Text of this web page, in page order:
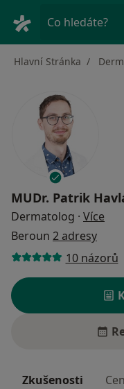
Co hledáte?
Hlavní Stránka
MUDr. Patrik
Dermatolog · Více
Beroun 2 adresy
10 názorů
Zkušenosti